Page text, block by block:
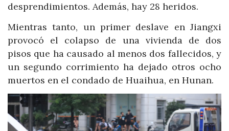
desprendimientos. Además, hay 28 heridos.
Mientras tanto, un primer deslave en Jiangxi
provocó el colapso de una vivienda de dos
pisos que ha causado al menos dos fallecidos, y
un segundo corrimiento ha dejado otros ocho
muertos en el condado de Huaihua, en Hunan.